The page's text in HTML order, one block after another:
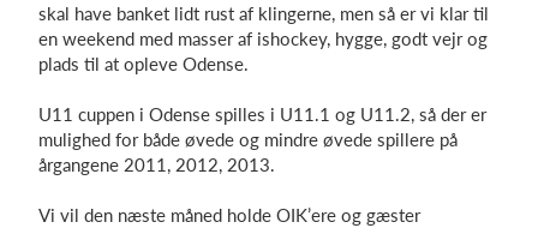
Hvad koster det?
Log på
skal have banket lidt rust af klingerne, men så er vi klar til
en weekend med masser af ishockey, hygge, godt vejr og
plads til at opleve Odense.
U11 cuppen i Odense spilles i U11.1 og U11.2, så der er
mulighed for både øvede og mindre øvede spillere på
årgangene 2011, 2012, 2013.
Vi vil den næste måned holde OIK’ere og gæster